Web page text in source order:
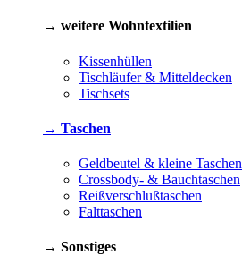
→ weitere Wohntextilien
Kissenhüllen
Tischläufer & Mitteldecken
Tischsets
→ Taschen
Geldbeutel & kleine Taschen
Crossbody- & Bauchtaschen
Reißverschlußtaschen
Falttaschen
→ Sonstiges